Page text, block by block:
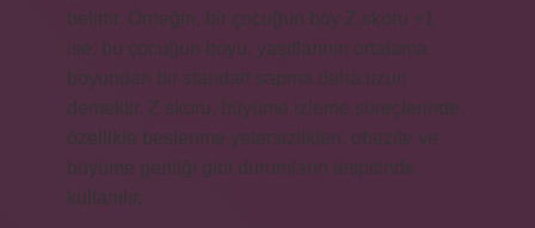
belirtir. Örneğin, bir çocuğun boy Z skoru +1
ise, bu çocuğun boyu, yaşıtlarının ortalama
boyundan bir standart sapma daha uzun
demektir. Z skoru, büyüme izleme süreçlerinde,
özellikle beslenme yetersizlikleri, obezite ve
büyüme geriliği gibi durumların tespitinde
kullanılır.